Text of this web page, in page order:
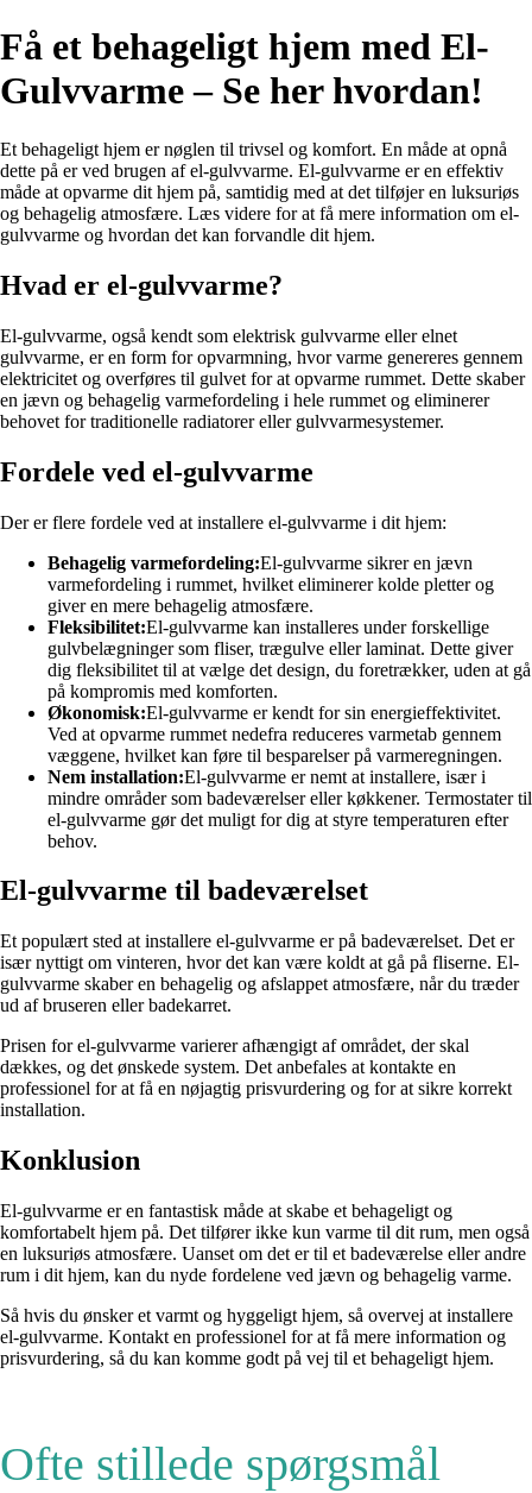
Få et behageligt hjem med El-
Gulvvarme – Se her hvordan!
Et behageligt hjem er nøglen til trivsel og komfort. En måde at opnå
dette på er ved brugen af el-gulvvarme. El-gulvvarme er en effektiv
måde at opvarme dit hjem på, samtidig med at det tilføjer en luksuriøs
og behagelig atmosfære. Læs videre for at få mere information om el-
gulvvarme og hvordan det kan forvandle dit hjem.
Hvad er el-gulvvarme?
El-gulvvarme, også kendt som elektrisk gulvvarme eller elnet
gulvvarme, er en form for opvarmning, hvor varme genereres gennem
elektricitet og overføres til gulvet for at opvarme rummet. Dette skaber
en jævn og behagelig varmefordeling i hele rummet og eliminerer
behovet for traditionelle radiatorer eller gulvvarmesystemer.
Fordele ved el-gulvvarme
Der er flere fordele ved at installere el-gulvvarme i dit hjem:
Behagelig varmefordeling:El-gulvvarme sikrer en jævn
varmefordeling i rummet, hvilket eliminerer kolde pletter og
giver en mere behagelig atmosfære.
Fleksibilitet:El-gulvvarme kan installeres under forskellige
gulvbelægninger som fliser, trægulve eller laminat. Dette giver
dig fleksibilitet til at vælge det design, du foretrækker, uden at gå
på kompromis med komforten.
Økonomisk:El-gulvvarme er kendt for sin energieffektivitet.
Ved at opvarme rummet nedefra reduceres varmetab gennem
væggene, hvilket kan føre til besparelser på varmeregningen.
Nem installation:El-gulvvarme er nemt at installere, især i
mindre områder som badeværelser eller køkkener. Termostater til
el-gulvvarme gør det muligt for dig at styre temperaturen efter
behov.
El-gulvvarme til badeværelset
Et populært sted at installere el-gulvvarme er på badeværelset. Det er
især nyttigt om vinteren, hvor det kan være koldt at gå på fliserne. El-
gulvvarme skaber en behagelig og afslappet atmosfære, når du træder
ud af bruseren eller badekarret.
Prisen for el-gulvvarme varierer afhængigt af området, der skal
dækkes, og det ønskede system. Det anbefales at kontakte en
professionel for at få en nøjagtig prisvurdering og for at sikre korrekt
installation.
Konklusion
El-gulvvarme er en fantastisk måde at skabe et behageligt og
komfortabelt hjem på. Det tilfører ikke kun varme til dit rum, men også
en luksuriøs atmosfære. Uanset om det er til et badeværelse eller andre
rum i dit hjem, kan du nyde fordelene ved jævn og behagelig varme.
Så hvis du ønsker et varmt og hyggeligt hjem, så overvej at installere
el-gulvvarme. Kontakt en professionel for at få mere information og
prisvurdering, så du kan komme godt på vej til et behageligt hjem.
Ofte stillede spørgsmål